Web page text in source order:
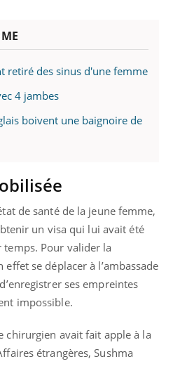
retiré des sinus d'une femme
4 jambes
boivent une baignoire de
de santé de la jeune femme,
un visa qui lui avait été
Pour valider la
se déplacer à l’ambassade
ses empreintes
impossible.
chirurgien avait fait apple à la
étrangères, Sushma